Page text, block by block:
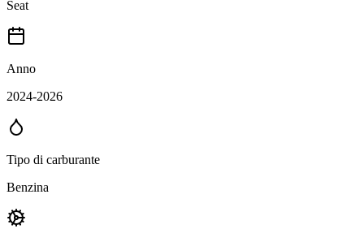
Seat
Anno
2024-2026
Tipo di carburante
Benzina